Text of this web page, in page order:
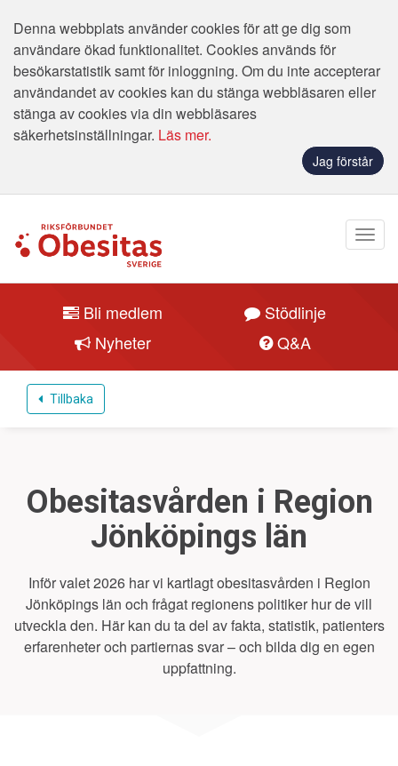
Denna webbplats använder cookies för att ge dig som
användare ökad funktionalitet. Cookies används för
besökarstatistik samt för inloggning. Om du inte accepterar
användandet av cookies kan du stänga webbläsaren eller
stänga av cookies via din webbläsares
säkerhetsinställningar. Läs mer.
Jag förstår
Bli medlem
Stödlinje
Nyheter
Q&A
Tillbaka
Obesitasvården i Region
Jönköpings län
Inför valet 2026 har vi kartlagt obesitasvården i Region
Jönköpings län och frågat regionens politiker hur de vill
utveckla den. Här kan du ta del av fakta, statistik, patienters
erfarenheter och partiernas svar – och bilda dig en egen
uppfattning.